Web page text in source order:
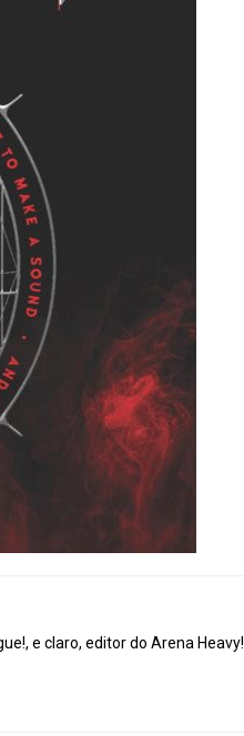
e claro, editor do Arena Heavy!